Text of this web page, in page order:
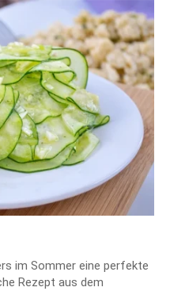
im Sommer eine perfekte
Rezept aus dem